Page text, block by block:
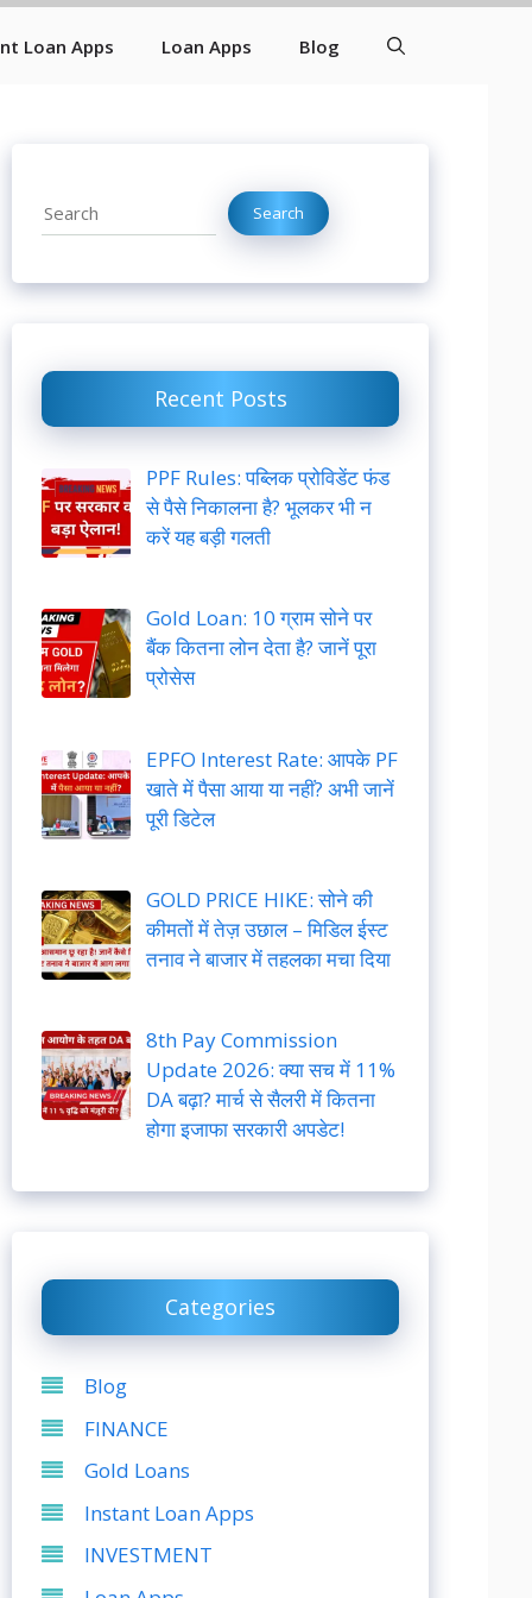
Loan Apps Loan Apps Blog
Search Search
Recent Posts
PPF Rules: पब्लिक प्रोविडेंट फंड
से पैसे निकालना है? भूलकर भी न
करें यह बड़ी गलती
Gold Loan: 10 ग्राम सोने पर
बैंक कितना लोन देता है? जानें पूरा
प्रोसेस
EPFO Interest Rate: आपके PF
खाते में पैसा आया या नहीं? अभी जानें
पूरी डिटेल
GOLD PRICE HIKE: सोने की
कीमतों में तेज़ उछाल – मिडिल ईस्ट
तनाव ने बाजार में तहलका मचा दिया
8th Pay Commission
Update 2026: क्या सच में 11%
DA बढ़ा? मार्च से सैलरी में कितना
होगा इजाफा सरकारी अपडेट!
Categories
Blog
FINANCE
Gold Loans
Instant Loan Apps
INVESTMENT